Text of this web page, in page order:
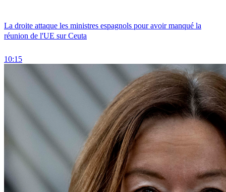
La droite attaque les ministres espagnols pour avoir manqué la
réunion de l'UE sur Ceuta
10:15